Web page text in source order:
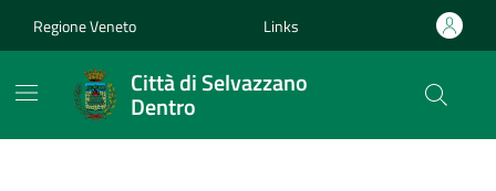
Regione Veneto Links
Città di Selvazzano
Dentro